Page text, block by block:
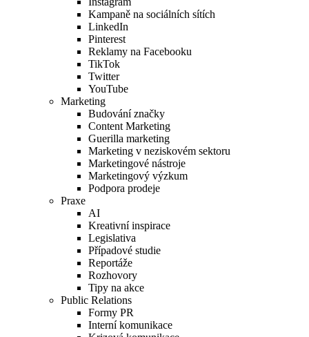
Kampaně na sociálních sítích
LinkedIn
Pinterest
Reklamy na Facebooku
TikTok
Twitter
YouTube
Marketing
Budování značky
Content Marketing
Guerilla marketing
Marketing v neziskovém sektoru
Marketingové nástroje
Marketingový výzkum
Podpora prodeje
Praxe
AI
Kreativní inspirace
Legislativa
Případové studie
Reportáže
Rozhovory
Tipy na akce
Public Relations
Formy PR
Interní komunikace